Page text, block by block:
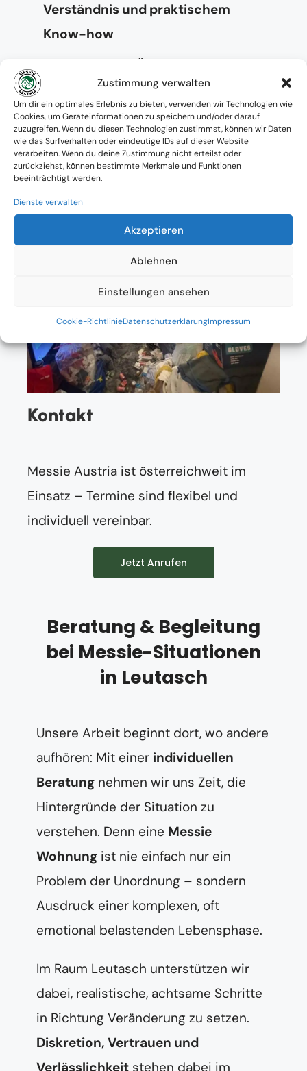
Zustimmung verwalten
Um dir ein optimales Erlebnis zu bieten, verwenden wir Technologien wie
Cookies, um Geräteinformationen zu speichern und/oder darauf
zuzugreifen. Wenn du diesen Technologien zustimmst, können wir Daten
wie das Surfverhalten oder eindeutige IDs auf dieser Website
verarbeiten. Wenn du deine Zustimmung nicht erteilst oder
zurückziehst, können bestimmte Merkmale und Funktionen
beeinträchtigt werden.
Dienste verwalten
Akzeptieren
Ablehnen
Einstellungen ansehen
Cookie-RichtlinieDatenschutzerklärungImpressum
Verständnis und praktischem
Know-how
Absolute Diskretion & keine
Zusammenarbeit mit Ämtern ohne
Einverständnis
Kontakt
Messie Austria ist österreichweit im
Einsatz – Termine sind flexibel und
individuell vereinbar.
Jetzt Anrufen
Beratung & Begleitung
bei Messie-Situationen
in Leutasch
Unsere Arbeit beginnt dort, wo andere
aufhören: Mit einer individuellen
Beratung nehmen wir uns Zeit, die
Hintergründe der Situation zu
verstehen. Denn eine Messie
Wohnung ist nie einfach nur ein
Problem der Unordnung – sondern
Ausdruck einer komplexen, oft
emotional belastenden Lebensphase.
Im Raum Leutasch unterstützen wir
dabei, realistische, achtsame Schritte
in Richtung Veränderung zu setzen.
Diskretion, Vertrauen und
Verlässlichkeit stehen dabei im